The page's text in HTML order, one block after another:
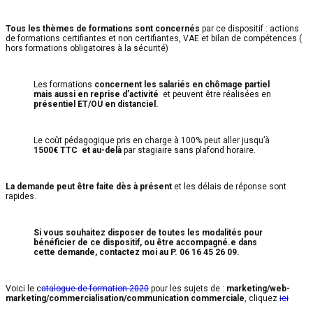
Tous les thèmes de formations sont concernés par ce dispositif : actions
de formations certifiantes et non certifiantes, VAE et bilan de compétences (
hors formations obligatoires à la sécurité)
Les formations concernent les salariés en chômage partiel
mais aussi en reprise d’activité et peuvent être réalisées en
présentiel ET/OU en distanciel.
Le coût pédagogique pris en charge à 100% peut aller jusqu’à
1500€ TTC et au-delà par stagiaire sans plafond horaire.
La demande peut être faite dès à présent et les délais de réponse sont
rapides.
Si vous souhaitez disposer de toutes les modalités pour
bénéficier de ce dispositif, ou être accompagné.e dans
cette demande, contactez moi au P. 06 16 45 26 09.
Voici le catalogue de formation 2020 pour les sujets de : marketing/web-
marketing/commercialisation/communication commerciale, cliquez ici